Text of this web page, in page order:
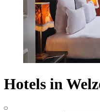
Hotels in